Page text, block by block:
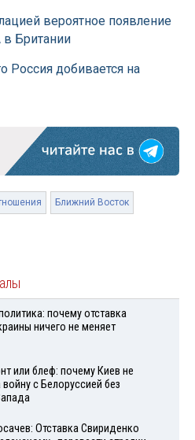
вероятное появление
Британии
Россия добивается на
Ближний Восток
почему отставка
ничего не меняет
или блеф: почему Киев не
с Белоруссией без
Отставка Свириденко